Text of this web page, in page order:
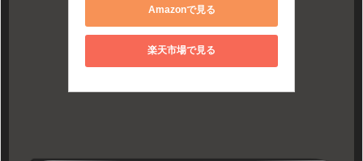
Amazonで見る
楽天市場で見る